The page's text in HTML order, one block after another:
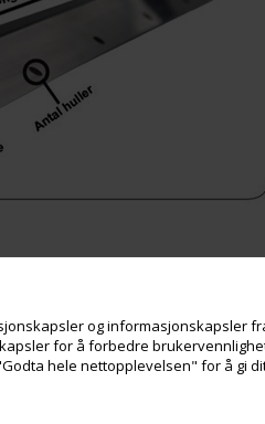
og informasjonskapsler
for å forbedre
hele nettopplevelsen" for å gi